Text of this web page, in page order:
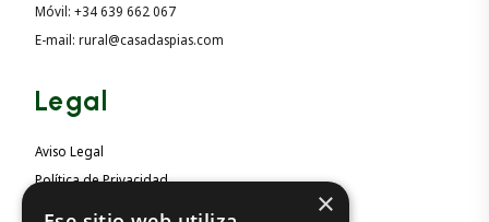
Móvil: +34 639 662 067
E-mail: rural@casadaspias.com
Legal
Aviso Legal
Política de Privacidad
×